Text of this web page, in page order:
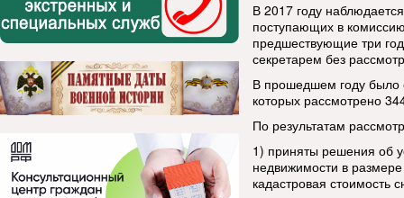
В 2017 году
поступающих в
предшествующие три
секретарем без
В прошедшем году было
которых рассмотрено
По результатам
1) приняты решения об
недвижимости в
кадастровая стоимость